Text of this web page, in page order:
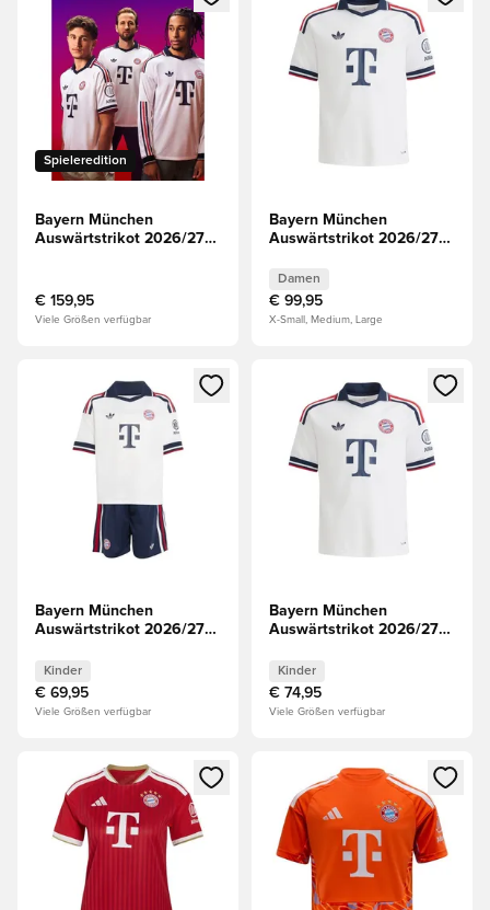
Spieleredition
Bayern München
Auswärtstrikot 2026/27
€ 159,95
Viele Größen verfügbar
Bayern München
Auswärtstrikot 2026/27
Damen
€ 99,95
X-Small, Medium, Large
Öffnet ein Fenster zum Anmelden oder Registrieren als
Bayern München
Auswärtstrikot 2026/27
Kinder
€ 69,95
Viele Größen verfügbar
Öffnet ein Fenster zum
Bayern München
Auswärtstrikot 2026/27
Kinder
€ 74,95
Viele Größen verfügbar
Öffnet ein Fenster zum Anmelden oder Registrieren als
Öffnet ein Fenster zum